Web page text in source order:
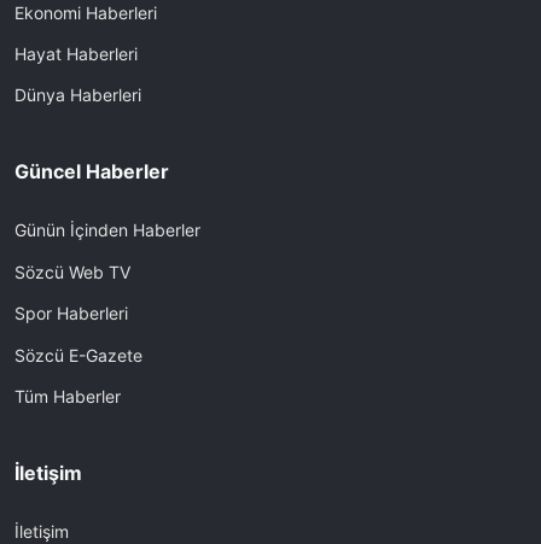
Ekonomi Haberleri
Hayat Haberleri
Dünya Haberleri
Güncel Haberler
Günün İçinden Haberler
Sözcü Web TV
Spor Haberleri
Sözcü E-Gazete
Tüm Haberler
İletişim
İletişim